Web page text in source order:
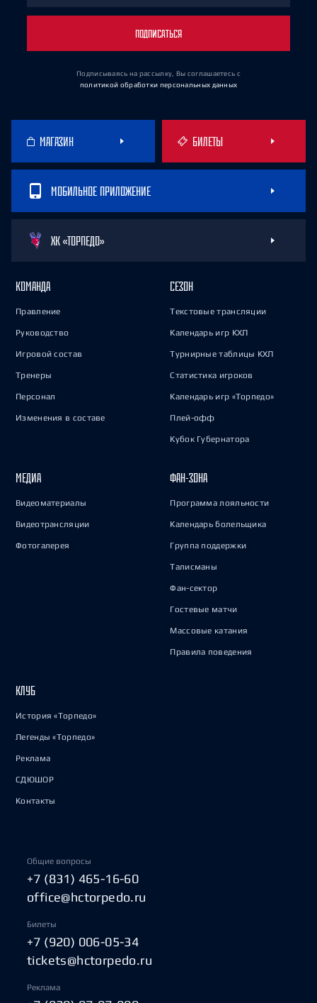
ПОДПИСАТЬСЯ
Подписываясь на рассылку, Вы соглашаетесь с
политикой обработки персональных данных
МАГАЗИН БИЛЕТЫ
МОБИЛЬНОЕ ПРИЛОЖЕНИЕ
ХК «ТОРПЕДО»
КОМАНДА
Правление
Руководство
Игровой состав
Тренеры
Персонал
Изменения в составе
СЕЗОН
Текстовые трансляции
Календарь игр КХЛ
Турнирные таблицы КХЛ
Статистика игроков
Календарь игр «Торпедо»
Плей-офф
Кубок Губернатора
МЕДИА
Видеоматериалы
Видеотрансляции
Фотогалерея
ФАН-ЗОНА
Программа лояльности
Календарь болельщика
Группа поддержки
Талисманы
Фан-сектор
Гостевые матчи
Массовые катания
Правила поведения
КЛУБ
История «Торпедо»
Легенды «Торпедо»
Реклама
СДЮШОР
Контакты
Общие вопросы
+7 (831) 465-16-60
office@hctorpedo.ru
Билеты
+7 (920) 006-05-34
tickets@hctorpedo.ru
Реклама